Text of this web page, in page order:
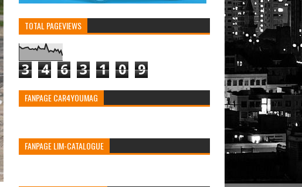
TOTAL PAGEVIEWS
3 4 6 3 1 0 9
FANPAGE CAR4YOUMAG
FANPAGE LIM-CATALOGUE